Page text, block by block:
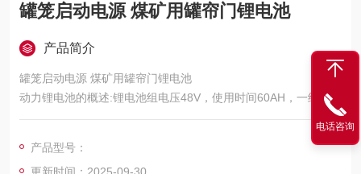
罐笼启动电源 煤矿用罐帘门锂电池
产品简介
罐笼启动电源 煤矿用罐帘门锂电池
动力锂电池的概述:锂电池组电压48V，使用时间60AH，一组锂电
池组共有16串电池和保护板和电池箱组成，保护板可以避免瞬间
板，防止造成漏电。
产品型号：
电话咨询